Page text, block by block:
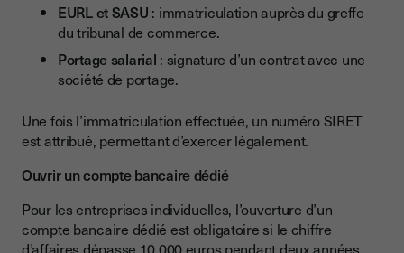
EURL et SASU : immatriculation auprès du greffe
du tribunal de commerce.
Portage salarial : signature d’un contrat avec une
société de portage.
Une fois l’immatriculation effectuée, un numéro SIRET
est attribué, permettant d’exercer légalement.
Ouvrir un compte bancaire dédié
Pour les entreprises individuelles, l’ouverture d’un
compte bancaire dédié est obligatoire si le chiffre